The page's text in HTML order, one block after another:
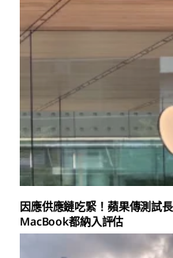
因應供應鏈吃緊！蘋果傳測試
MacBook都納入評估